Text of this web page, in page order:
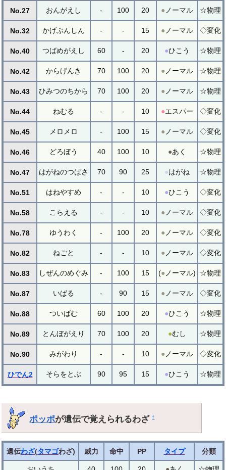
No.27 おんがえし - 100 20 ● ノーマル ☆物理
No.32 かげぶんしん - - 15 ● ノーマル ◇変化
No.40 つばめがえし 60 - 20 ●ひこう ☆物理
No.42 からげんき 70 100 20 ● ノーマル ☆物理
No.43 ひみつのちから 70 100 20 ● ノーマル ☆物理
No.44 ねむる - - 10 ●エスパー ◇変化
No.45 メロメロ - 100 15 ● ノーマル ◇変化
No.46 どろぼう 40 100 10 ●あく ☆物理
No.47 はがねのつばさ 70 90 25 ●はがね ☆物理
No.51 はねやすめ - - 10 ●ひこう ◇変化
No.58 こらえる - - 10 ● ノーマル ◇変化
No.78 ゆうわく - 100 20 ● ノーマル ◇変化
No.82 ねごと - - 10 ● ノーマル ◇変化
No.83 しぜんのめぐみ - 100 15 (● ノーマル) ☆物理
No.87 いばる - 90 15 ● ノーマル ◇変化
No.88 ついばむ 60 100 20 ●ひこう ☆物理
No.89 とんぼがえり 70 100 20 ●むし ☆物理
No.90 みがわり - - 10 ● ノーマル ◇変化
ひでん2 そらをとぶ 90 95 15 ●ひこう ☆物理
ポッポが遺伝で覚えられるわざ†
遺伝わざ(タマゴわざ) 威力 命中 PP タイプ 分類